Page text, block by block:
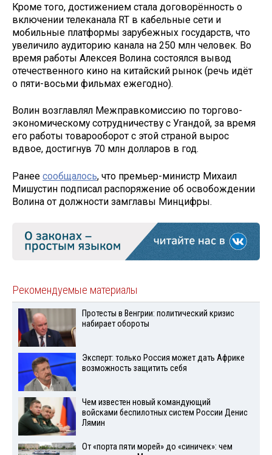
Кроме того, достижением стала договорённость о
включении телеканала RT в кабельные сети и
мобильные платформы зарубежных государств, что
увеличило аудиторию канала на 250 млн человек. Во
время работы Алексея Волина состоялся вывод
отечественного кино на китайский рынок (речь идёт
о пяти-восьми фильмах ежегодно).
Волин возглавлял Межправкомиссию по торгово-
экономическому сотрудничеству с Угандой, за время
его работы товарооборот с этой страной вырос
вдвое, достигнув 70 млн долларов в год.
Ранее сообщалось, что премьер-министр Михаил
Мишустин подписал распоряжение об освобождении
Волина от должности замглавы Минцифры.
Рекомендуемые материалы
Протесты в Венгрии: политический кризис
набирает обороты
Эксперт: только Россия может дать Африке
возможность защитить себя
Чем известен новый командующий
войсками беспилотных систем России Денис
Лямин
От «порта пяти морей» до «синичек»: чем